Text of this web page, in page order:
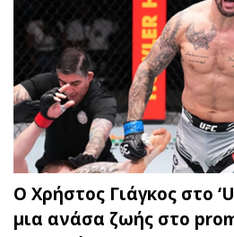
Ο Χρήστος Γιάγκος στο
μια ανάσα ζωής στο